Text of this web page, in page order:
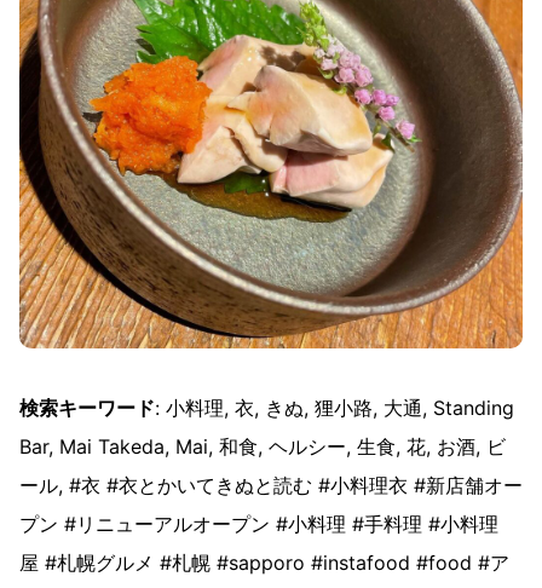
検索キーワード: 小料理, 衣, きぬ, 狸小路, 大通, Standing
Bar, Mai Takeda, Mai, 和食, ヘルシー, 生食, 花, お酒, ビ
ール, #衣 #衣とかいてきぬと読む #小料理衣 #新店舗オー
プン #リニューアルオープン #小料理 #手料理 #小料理
屋 #札幌グルメ #札幌 #sapporo #instafood #food #ア